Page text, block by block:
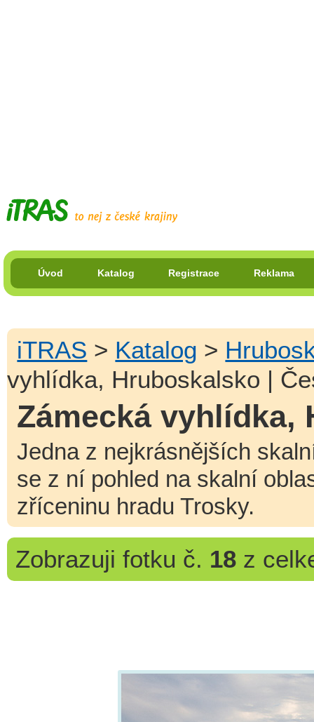
Úvod Katalog Registrace Reklama
iTRAS > Katalog >
vyhlídka, Hruboskalsko |
Zámecká vyhlídka,
Jedna z nejkrásnějších
se z ní pohled na skalní
zříceninu hradu Trosky.
Zobrazuji fotku č. 18z